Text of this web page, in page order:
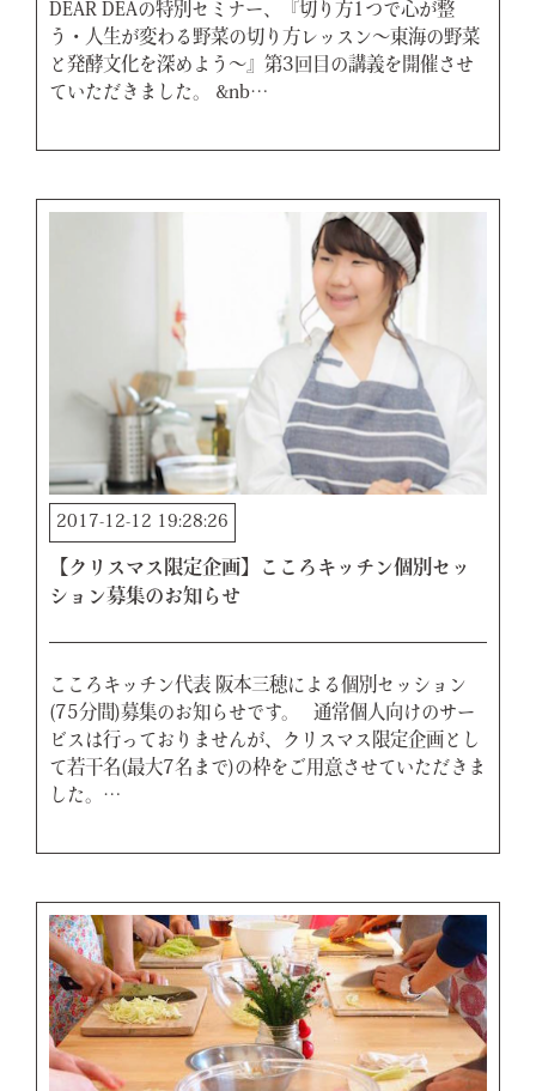
DEAR DEAの特別セミナー、『切り方1つで心が整
う・人生が変わる野菜の切り方レッスン〜東海の野菜
と発酵文化を深めよう〜』第3回目の講義を開催させ
ていただきました。 &nb…
2017-12-12 19:28:26
【クリスマス限定企画】こころキッチン個別セッ
ション募集のお知らせ
こころキッチン代表 阪本三穂による個別セッション
(75分間)募集のお知らせです。 通常個人向けのサー
ビスは行っておりませんが、クリスマス限定企画とし
て若干名(最大7名まで)の枠をご用意させていただきま
した。…